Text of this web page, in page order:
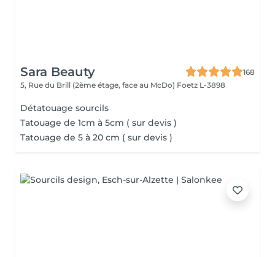
Sara Beauty
168
5, Rue du Brill (2ème étage, face au McDo) Foetz L-3898
Détatouage sourcils
Tatouage de 1cm à 5cm ( sur devis )
Tatouage de 5 à 20 cm ( sur devis )